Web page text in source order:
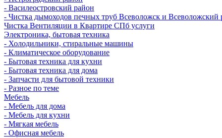
- Василеостровский район
- Чистка дымоходов печных труб Всеволожск и Всеволожский
Чистка Вентиляции в Квартире СПб услуги
Электроника, бытовая техника
- Холодильники, стиральные машины
- Климатическое оборудование
- Бытовая техника для кухни
- Бытовая техника для дома
- Запчасти для бытовой техники
- Разное по теме
Мебель
- Мебель для дома
- Мебель для кухни
- Мягкая мебель
- Офисная мебель